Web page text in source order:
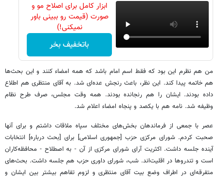
ابزار کامل برای اصلاح مو و
صورت (قیمت رو ببینی باور
نمیکنی!)
باتخفیف بخر
من هم نظرم این بود که فقط اسم امام باشد که همه امضاء کنند و این بحث‌ها
هم خاتمه پیدا کند. این نظر، باعث رنجش عده‏‌ای شد. به آقای منتظری هم اطلاع
داده بودند. ایشان را هم رنجانده بودند. همه وقت مجلس، صرف طرح نظام
وظیفه شد. نامه هم با یکصد و پنجاه امضاء اعلام شد.
عصر با جمعی از فرماندهان بخش‌های مختلف سپاه ملاقات داشتم و برای آنها
صحبت کردم. شورای مرکزی حزب [جمهوری اسلامی] برای [بحث درباره] انتخابات
آینده جلسه داشت. اکثریت آرای شورای مرکزی از آن - به اصطلاح - محافظه‌‏کاران
است و تندروها در اقلیت‌‏اند. شب، شورای داوری حزب هم جلسه داشت. بحث‌های
متفرقه‌‏ای در اطراف وضع بیت آقای منتظری و لزوم تفاهم بیشتر بین ایشان و